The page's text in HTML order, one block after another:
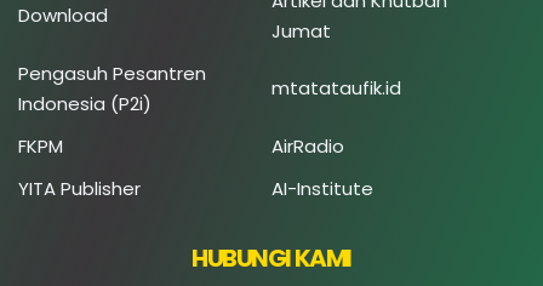
Download
Jumat
Pengasuh Pesantren
Indonesia (P2i)
mtatataufik.id
FKPM
AirRadio
YITA Publisher
AI-Institute
HUBUNGI KAMI